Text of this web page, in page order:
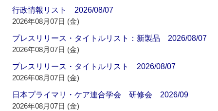
行政情報リスト 2026/08/07
2026年08月07日 (金)
プレスリリース・タイトルリスト：新製品 2026/08/07
2026年08月07日 (金)
プレスリリース・タイトルリスト 2026/08/07
2026年08月07日 (金)
日本プライマリ・ケア連合学会 研修会 2026/09
2026年08月07日 (金)